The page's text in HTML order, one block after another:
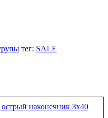
тег: SALE